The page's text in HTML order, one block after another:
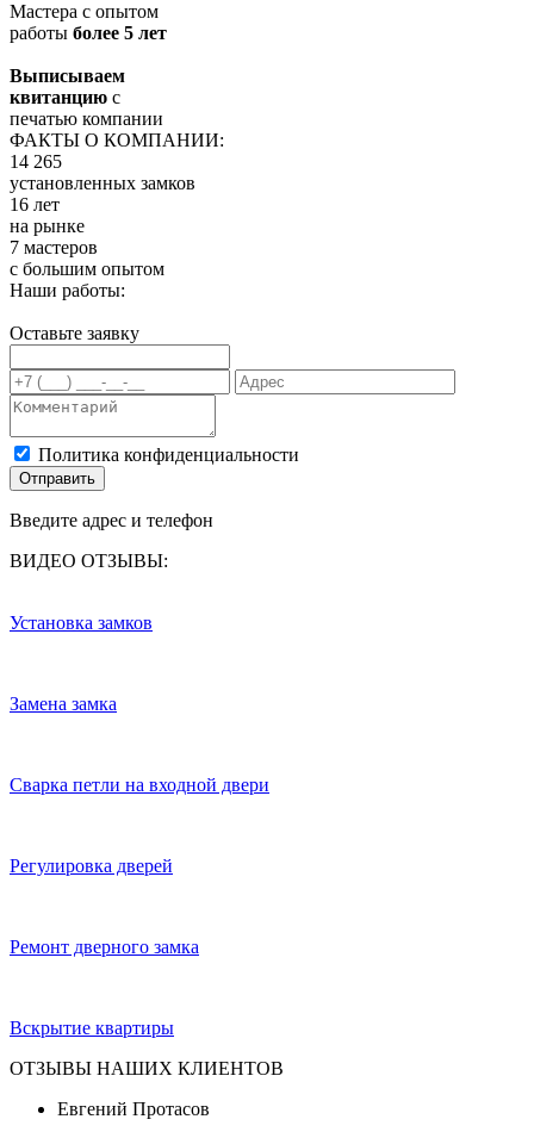
Мастера с опытом
работы более 5 лет
Выписываем
квитанцию с
печатью компании
ФАКТЫ О КОМПАНИИ:
14 265
установленных замков
16 лет
на рынке
7 мастеров
с большим опытом
Наши работы:
Оставьте заявку
Политика конфиденциальности
Отправить
Введите адрес и телефон
ВИДЕО ОТЗЫВЫ:
Установка замков
Замена замка
Сварка петли на входной двери
Регулировка дверей
Ремонт дверного замка
Вскрытие квартиры
ОТЗЫВЫ НАШИХ КЛИЕНТОВ
Евгений Протасов